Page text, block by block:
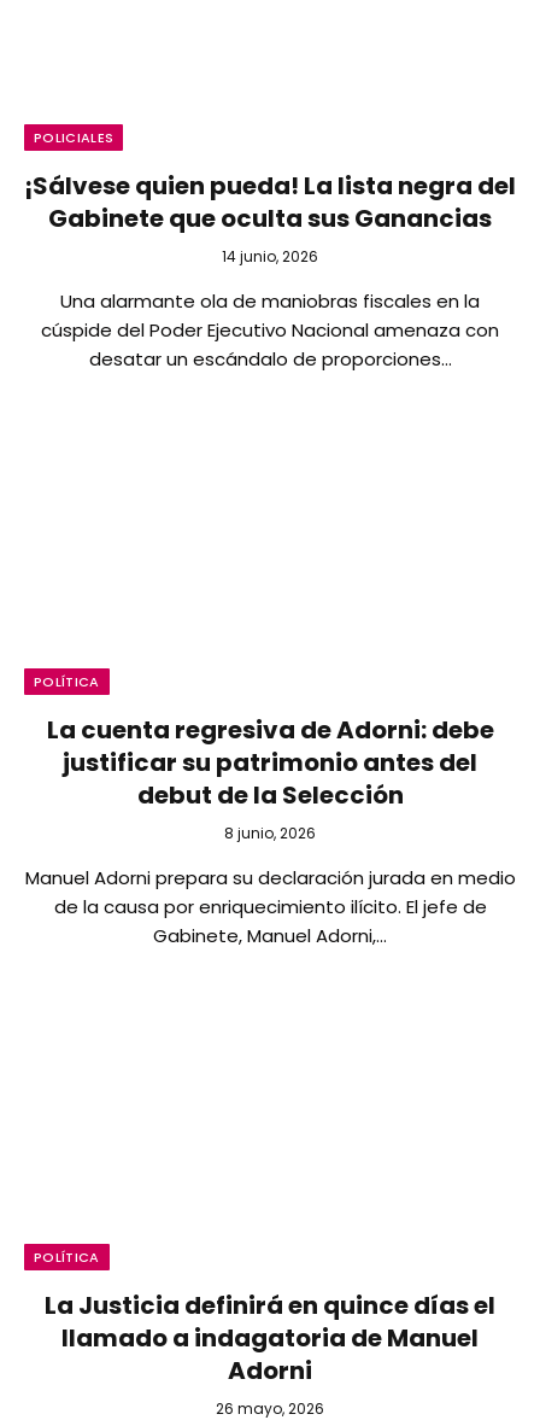
POLICIALES
¡Sálvese quien pueda! La lista negra del
Gabinete que oculta sus Ganancias
14 junio, 2026
Una alarmante ola de maniobras fiscales en la
cúspide del Poder Ejecutivo Nacional amenaza con
desatar un escándalo de proporciones…
POLÍTICA
La cuenta regresiva de Adorni: debe
justificar su patrimonio antes del
debut de la Selección
8 junio, 2026
Manuel Adorni prepara su declaración jurada en medio
de la causa por enriquecimiento ilícito. El jefe de
Gabinete, Manuel Adorni,…
POLÍTICA
La Justicia definirá en quince días el
llamado a indagatoria de Manuel
Adorni
26 mayo, 2026